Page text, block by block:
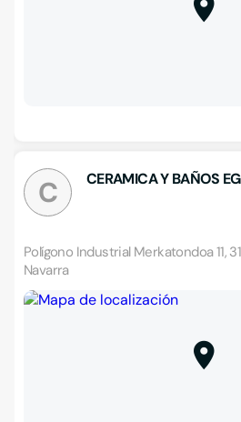
C CERAMICA Y BAÑOS
Polígono Industrial Merkatondoa 11,
Navarra